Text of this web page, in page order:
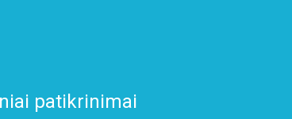
patikrinimai